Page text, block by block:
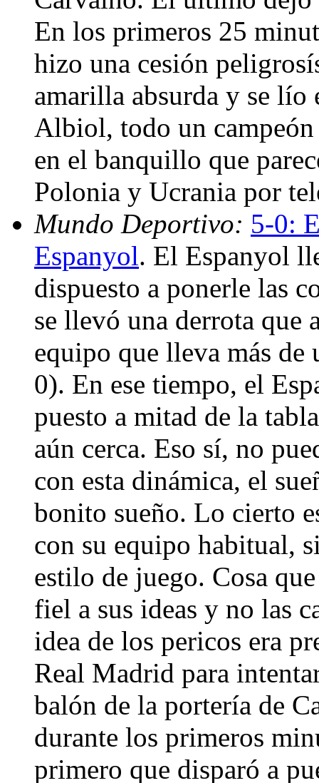
En los primeros 25
hizo una cesión
amarilla absurda y se lío
Albiol, todo un
en el banquillo que
Polonia y Ucrania por
Mundo Deportivo: 5-0:
Espanyol. El Espanyol
dispuesto a ponerle las
se llevó una derrota que
equipo que lleva más
0). En ese tiempo, el
puesto a mitad de la
aún cerca. Eso sí, no
con esta dinámica, el
bonito sueño. Lo cierto
con su equipo habitual,
estilo de juego. Cosa
fiel a sus ideas y no las
idea de los pericos era
Real Madrid para
balón de la portería de
durante los primeros
primero que disparó a